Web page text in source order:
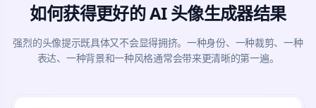
如何获得更好的 AI 头像生成器结果
强烈的头像提示既具体又不会显得拥挤。一种身份、一种裁剪、一种
表达、一种背景和一种风格通常会带来更清晰的第一遍。